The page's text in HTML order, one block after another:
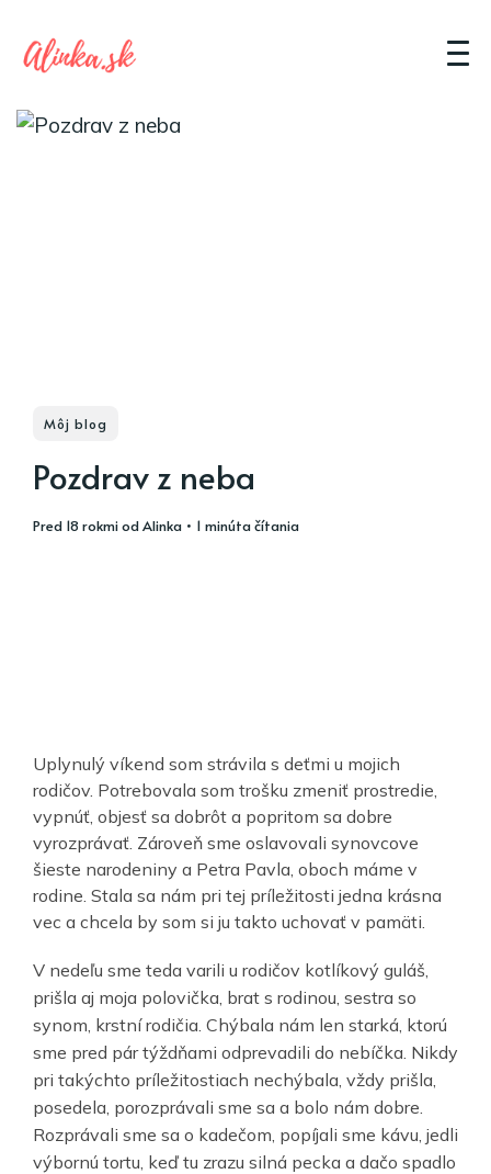
Môj blog
Pozdrav z neba
pred 18 rokmiodAlinka • 1 minúta čítania
Uplynulý víkend som strávila s deťmi u mojich
rodičov. Potrebovala som trošku zmeniť prostredie,
vypnúť, objesť sa dobrôt a popritom sa dobre
vyrozprávať. Zároveň sme oslavovali synovcove
šieste narodeniny a Petra Pavla, oboch máme v
rodine. Stala sa nám pri tej príležitosti jedna krásna
vec a chcela by som si ju takto uchovať v pamäti.
V nedeľu sme teda varili u rodičov kotlíkový guláš,
prišla aj moja polovička, brat s rodinou, sestra so
synom, krstní rodičia. Chýbala nám len starká, ktorú
sme pred pár týždňami odprevadili do nebíčka. Nikdy
pri takýchto príležitostiach nechýbala, vždy prišla,
posedela, porozprávali sme sa a bolo nám dobre.
Rozprávali sme sa o kadečom, popíjali sme kávu, jedli
výbornú tortu, keď tu zrazu silná pecka a dačo spadlo